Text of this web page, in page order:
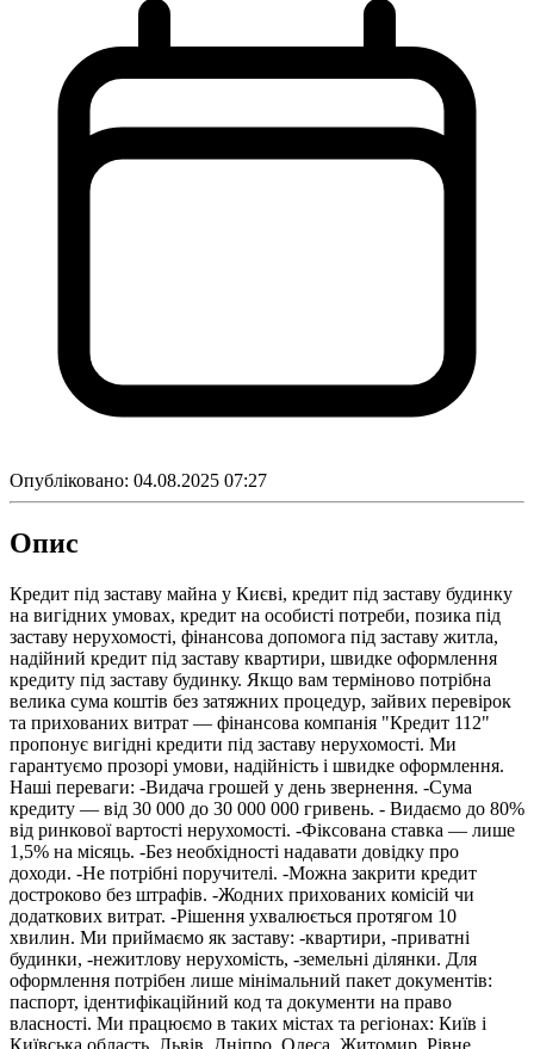
Опубліковано: 04.08.2025 07:27
Опис
Кредит під заставу майна у Києві, кредит під заставу будинку
на вигідних умовах, кредит на особисті потреби, позика під
заставу нерухомості, фінансова допомога під заставу житла,
надійний кредит під заставу квартири, швидке оформлення
кредиту під заставу будинку. Якщо вам терміново потрібна
велика сума коштів без затяжних процедур, зайвих перевірок
та прихованих витрат — фінансова компанія "Кредит 112"
пропонує вигідні кредити під заставу нерухомості. Ми
гарантуємо прозорі умови, надійність і швидке оформлення.
Наші переваги: -Видача грошей у день звернення. -Сума
кредиту — від 30 000 до 30 000 000 гривень. - Видаємо до 80%
від ринкової вартості нерухомості. -Фіксована ставка — лише
1,5% на місяць. -Без необхідності надавати довідку про
доходи. -Не потрібні поручителі. -Можна закрити кредит
достроково без штрафів. -Жодних прихованих комісій чи
додаткових витрат. -Рішення ухвалюється протягом 10
хвилин. Ми приймаємо як заставу: -квартири, -приватні
будинки, -нежитлову нерухомість, -земельні ділянки. Для
оформлення потрібен лише мінімальний пакет документів:
паспорт, ідентифікаційний код та документи на право
власності. Ми працюємо в таких містах та регіонах: Київ і
Київська область, Львів, Дніпро, Одеса, Житомир, Рівне,